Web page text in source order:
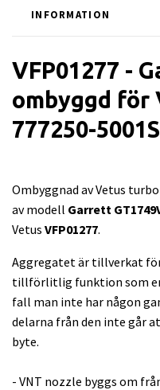
INFORMATION
VFP01277 -
ombyggd för
777250-5001S
Ombyggnad av Vetus
av modell Garrett
Vetus VFP01277.
Aggregatet är tillverkat
tillförlitlig funktion som
fall man inte har någon
delarna från den inte går
byte.
- VNT nozzle byggs om